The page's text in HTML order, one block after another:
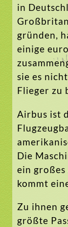
in
gründen,
einige
sie es
Flieger zu
Airbus ist
Die
ein großes
kommt
Zu ihnen
größte